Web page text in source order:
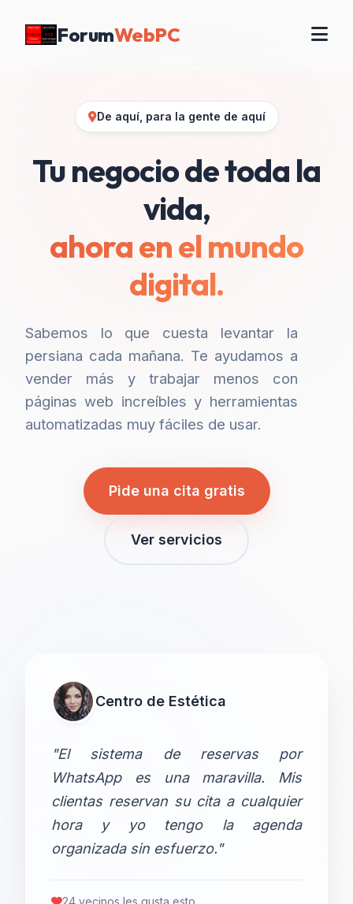
ForumWebPC
De aquí, para la gente de aquí
Tu negocio de toda la
vida,
ahora en el mundo
digital.
Sabemos lo que cuesta levantar la
persiana cada mañana. Te ayudamos a
vender más y trabajar menos con
páginas web increíbles y herramientas
automatizadas muy fáciles de usar.
Pide una cita gratis
Ver servicios
Centro de Estética
"El sistema de reservas por
WhatsApp es una maravilla. Mis
clientas reservan su cita a cualquier
hora y yo tengo la agenda
organizada sin esfuerzo."
24 vecinos les gusta esto